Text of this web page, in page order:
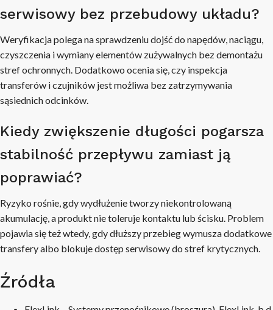
serwisowy bez przebudowy układu?
Weryfikacja polega na sprawdzeniu dojść do napędów, naciągu,
czyszczenia i wymiany elementów zużywalnych bez demontażu
stref ochronnych. Dodatkowo ocenia się, czy inspekcja
transferów i czujników jest możliwa bez zatrzymywania
sąsiednich odcinków.
Kiedy zwiększenie długości pogarsza
stabilność przepływu zamiast ją
poprawiać?
Ryzyko rośnie, gdy wydłużenie tworzy niekontrolowaną
akumulację, a produkt nie toleruje kontaktu lub ścisku. Problem
pojawia się też wtedy, gdy dłuższy przebieg wymusza dodatkowe
transfery albo blokuje dostęp serwisowy do stref krytycznych.
Źródła